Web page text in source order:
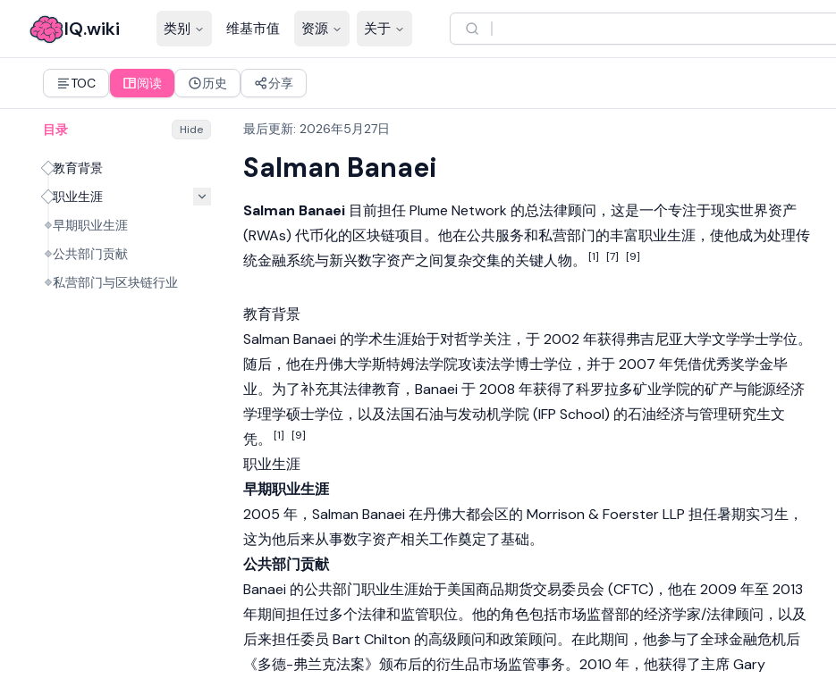
IQ.wiki 类别 维基市值 资源 关于
TOC 阅读 历史 分享
目录 Hide
教育背景
职业生涯
早期职业生涯
公共部门贡献
私营部门与区块链行业
最后更新: 2026年5月27日
Salman Banaei
Salman Banaei 目前担任Plume Network 的总法律顾问，这是一个专注于现实世界资产
(RWAs) 代币化的区块链项目。他在公共服务和私营部门的丰富职业生涯，使他成为处理传
统金融系统与新兴数字资产之间复杂交集的关键人物。 [1] [7] [9]
教育背景
Salman Banaei 的学术生涯始于对哲学关注，于 2002 年获得弗吉尼亚大学文学学士学位。
随后，他在丹佛大学斯特姆法学院攻读法学博士学位，并于 2007 年凭借优秀奖学金毕
业。为了补充其法律教育，Banaei 于 2008 年获得了科罗拉多矿业学院的矿产与能源经济
学理学硕士学位，以及法国石油与发动机学院 (IFP School) 的石油经济与管理研究生文
凭。
[1] [9]
职业生涯
早期职业生涯
2005 年，Salman Banaei 在丹佛大都会区的 Morrison & Foerster LLP 担任暑期实习生，
这为他后来从事数字资产相关工作奠定了基础。
公共部门贡献
Banaei 的公共部门职业生涯始于美国商品期货交易委员会 (CFTC)，他在 2009 年至 2013
年期间担任过多个法律和监管职位。他的角色包括市场监督部的经济学家/法律顾问，以及
后来担任委员 Bart Chilton 的高级顾问和政策顾问。在此期间，他参与了全球金融危机后
《多德-弗兰克法案》颁布后的衍生品市场监管事务。2010 年，他获得了主席 Gary